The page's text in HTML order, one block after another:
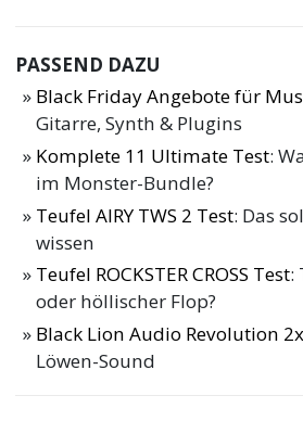
PASSEND DAZU
Black Friday Angebote für
Gitarre, Synth & Plugins
Komplete 11 Ultimate Test:
im Monster-Bundle?
Teufel AIRY TWS 2 Test: Das
wissen
Teufel ROCKSTER CROSS Test:
oder höllischer Flop?
Black Lion Audio Revolution
Löwen-Sound